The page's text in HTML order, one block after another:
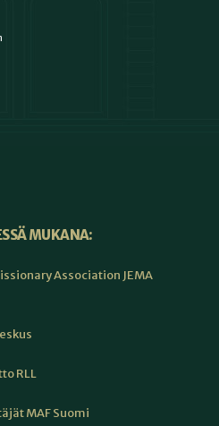
MUKANA:
Association JEMA
RLL
MAF Suomi